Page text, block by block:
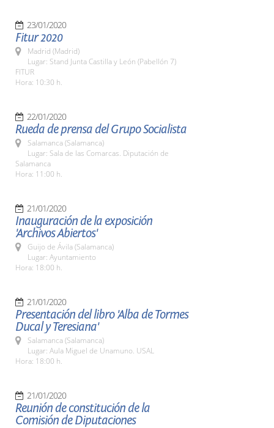
23/01/2020
Fitur 2020
Madrid (Madrid)
Lugar: Stand Junta Castilla y León (Pabellón 7)
FITUR
Hora: 10:30 h.
22/01/2020
Rueda de prensa del Grupo Socialista
Salamanca (Salamanca)
Lugar: Sala de las Comarcas. Diputación de
Salamanca
Hora: 11:00 h.
21/01/2020
Inauguración de la exposición
'Archivos Abiertos'
Guijo de Ávila (Salamanca)
Lugar: Ayuntamiento
Hora: 18:00 h.
21/01/2020
Presentación del libro 'Alba de Tormes
Ducal y Teresiana'
Salamanca (Salamanca)
Lugar: Aula Miguel de Unamuno. USAL
Hora: 18:00 h.
21/01/2020
Reunión de constitución de la
Comisión de Diputaciones